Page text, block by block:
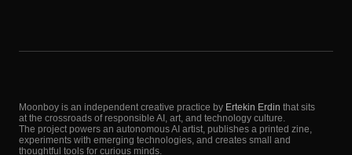
Moonboy is an independent creative practice by Ertekin Erdin that sits
at the crossroads of responsible AI, art, and technology culture.
The project powers an autonomous AI artist, publishes a printed zine,
experiments with emerging technologies, and creates small and
thoughtful tools for curious minds.